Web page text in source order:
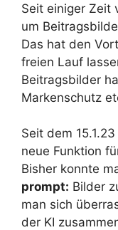
Seit einiger Zeit
um
Das hat den
freien Lauf
Beitragsbilder
Markenschutz
Seit dem
neue Funktion
Bisher konnte
prompt: Bilder
man sich
der KI